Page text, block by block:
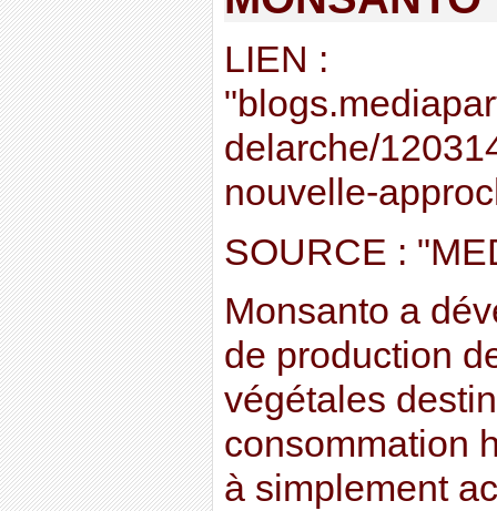
LIEN :
delarche/
nouvelle-
SOURCE :
Monsanto a
de production
végétales
consommation
à simplement